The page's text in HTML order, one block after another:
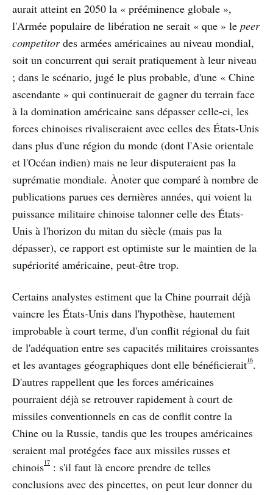
aurait atteint en 2050 la « prééminence globale »,
l'Armée populaire de libération ne serait « que » le peer
competitordes armées américaines au niveau mondial,
soit un concurrent qui serait pratiquement à leur niveau
; dans le scénario, jugé le plus probable, d'une « Chine
ascendante » qui continuerait de gagner du terrain face
à la domination américaine sans dépasser celle-ci, les
forces chinoises rivaliseraient avec celles des États-Unis
dans plus d'une région du monde (dont l'Asie orientale
et l'Océan indien) mais ne leur disputeraient pas la
suprématie mondiale. Ànoter que comparé à nombre de
publications parues ces dernières années, qui voient la
puissance militaire chinoise talonner celle des États-
Unis à l'horizon du mitan du siècle (mais pas la
dépasser), ce rapport est optimiste sur le maintien de la
supériorité américaine, peut-être trop.
Certains analystes estiment que la Chine pourrait déjà
vaincre les États-Unis dans l'hypothèse, hautement
improbable à court terme, d'un conflit régional du fait
de l'adéquation entre ses capacités militaires croissantes
et les avantages géographiques dont elle bénéficierait16.
D'autres rappellent que les forces américaines
pourraient déjà se retrouver rapidement à court de
missiles conventionnels en cas de conflit contre la
Chine ou la Russie, tandis que les troupes américaines
seraient mal protégées face aux missiles russes et
chinois17 : s'il faut là encore prendre de telles
conclusions avec des pincettes, on peut leur donner du